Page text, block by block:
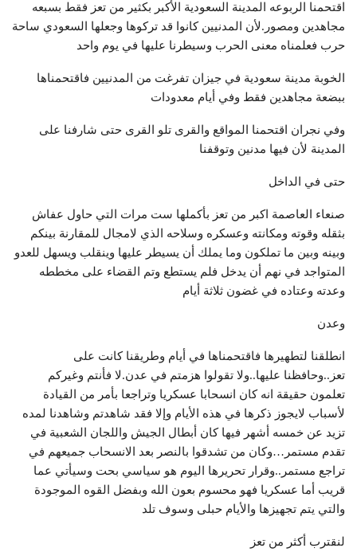
اقتحمنا الربوعه المدينة السعودية الأكبر بكثير من تعز فقط بسبعه
مجاهدين ومصور.لأن المدنيين كانوا قد تركوها وجعلها السعودي ساحة
حرب فعلمناه معنى الحرب وسيطرنا عليها في يوم واحد
الخوبة مدينة سعودية في جيزان تفرغت من المدنيين فاقتحمناها
ببضعة مجاهدين فقط وفي أيام معدودات
وفي نجران اقتحمنا المواقع والقرى تلو القرى حتى شارفنا على
المدينة لأن فيها مدنين وتوقفنا
حتى في الداخل
صنعاء العاصمة اكبر من تعز بأكملها ست مرات التي حاول عفاش
بثقله وقوته ومكانته وعسكره وسلاحه الذي لامجال للمقارنة بينكم
وبينه وبين ما تملكون وما يملك أن يسيطر عليها وينقلب ويسهل للعدو
المتواجد في نهم أن يدخل فلم يستطع وتم القضاء على مخططه
وعدته وعتاده في غضون ثلاثة أيام
وعدن
انطلقنا لتطهيرها فاقتحمناها في أيام وطريقنا كانت على
تعز..وحافظنا عليها..ولا تقولوا هزمتم في عدن.لا فأنتم وغيركم
تعلمون حقيقة انه كان انسحابا عسكريا وتراجعا بأمر من القيادة
لأسباب لايجوز ذكرها في هذه الأيام وإلا فقد شاهدتم وشاهدنا لمده
تزيد عن خمسه أشهر فيها كان أبطال الجيش واللجان الشعبية في
تقدم مستمر…وكان من تشدقوا بالنصر بعد الانسحاب جميعهم في
تراجع مستمر..وقرار تحريرها اليوم هو سياسي بحت وسيأتي عما
قريب أما عسكريا فهو محسوم بعون الله وبفضل القوه الموجودة
والتي يتم تجهيزها والأيام حبلى وسوف تلد
لنقترب أكثر من تعز